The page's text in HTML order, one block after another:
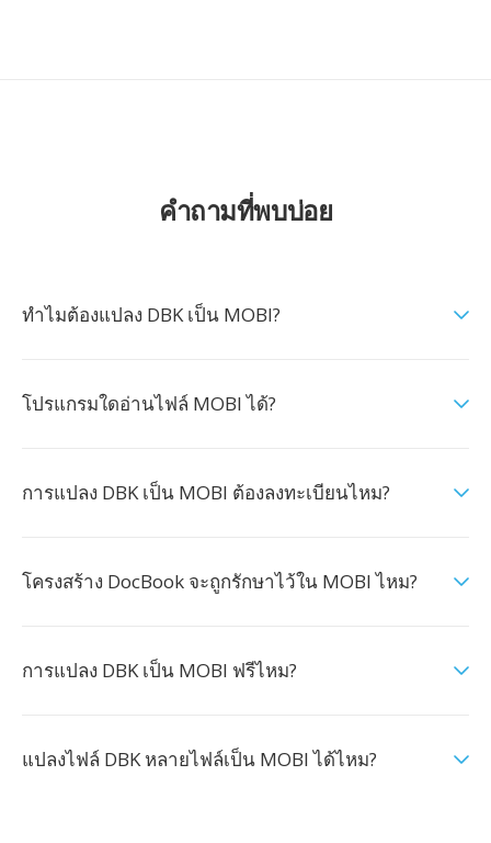
คำถามที่พบบ่อย
ทำไมต้องแปลง DBK เป็น MOBI?
โปรแกรมใดอ่านไฟล์ MOBI ได้?
การแปลง DBK เป็น MOBI ต้องลงทะเบียนไหม?
โครงสร้าง DocBook จะถูกรักษาไว้ใน MOBI ไหม?
การแปลง DBK เป็น MOBI ฟรีไหม?
แปลงไฟล์ DBK หลายไฟล์เป็น MOBI ได้ไหม?